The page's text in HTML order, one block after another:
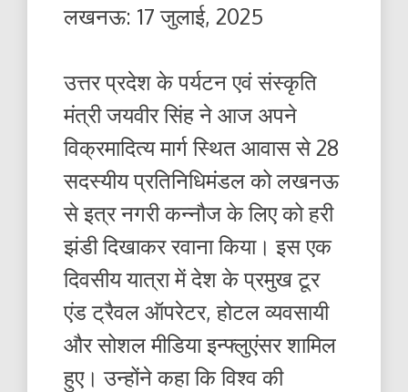
लखनऊ: 17 जुलाई, 2025
उत्तर प्रदेश के पर्यटन एवं संस्कृति
मंत्री जयवीर सिंह ने आज अपने
विक्रमादित्य मार्ग स्थित आवास से 28
सदस्यीय प्रतिनिधिमंडल को लखनऊ
से इत्र नगरी कन्नौज के लिए को हरी
झंडी दिखाकर रवाना किया। इस एक
दिवसीय यात्रा में देश के प्रमुख टूर
एंड ट्रैवल ऑपरेटर, होटल व्यवसायी
और सोशल मीडिया इन्फ्लुएंसर शामिल
हुए। उन्होंने कहा कि विश्व की